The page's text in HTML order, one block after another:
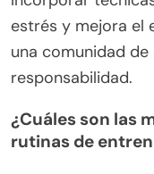
¿Qué
tomar los
mejorar la
Los atletas